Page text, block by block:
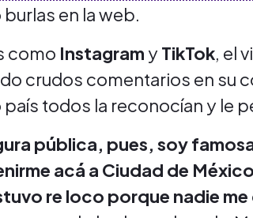
en la web.
como Instagram y TikTok, el
crudos comentarios en su
todos la reconocían y le
pública, pues, soy
acá a Ciudad de
re loco porque nadie